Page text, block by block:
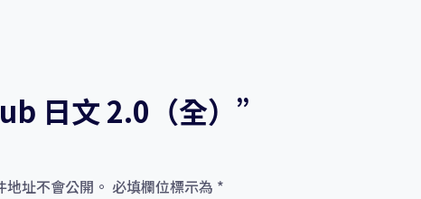
日文 2.0（全）”
址不會公開。 必填欄位標示為 *